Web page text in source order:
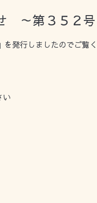
～第３５２
発行しましたのでご覧く
い